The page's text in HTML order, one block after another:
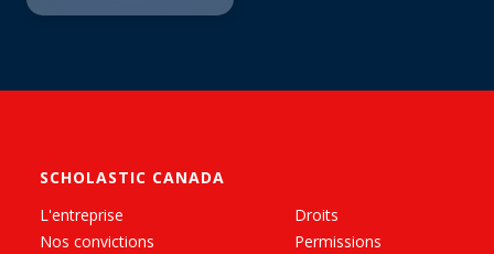
SCHOLASTIC CANADA
L'entreprise
Nos convictions
Droits
Permissions